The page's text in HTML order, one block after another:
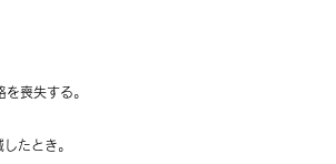
喪失する。
たとき。